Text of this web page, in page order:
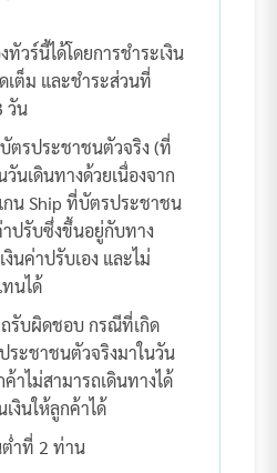
วร์นี้ได้โดยการชำระเงิน
เต็ม และชำระส่วนที่
วัน
ตรประชาชนตัวจริง (ที่
วันเดินทางด้วยเนื่องจาก
น Ship ที่บัตรประชาชน
ปรับซึ่งขึ้นอยู่กับทาง
นค่าปรับเอง และไม่
นได้
รับผิดชอบ กรณีที่เกิด
ระชาชนตัวจริงมาในวัน
าไม่สามารถเดินทางได้
งินให้ลูกค้าได้
ำที่ 2 ท่าน